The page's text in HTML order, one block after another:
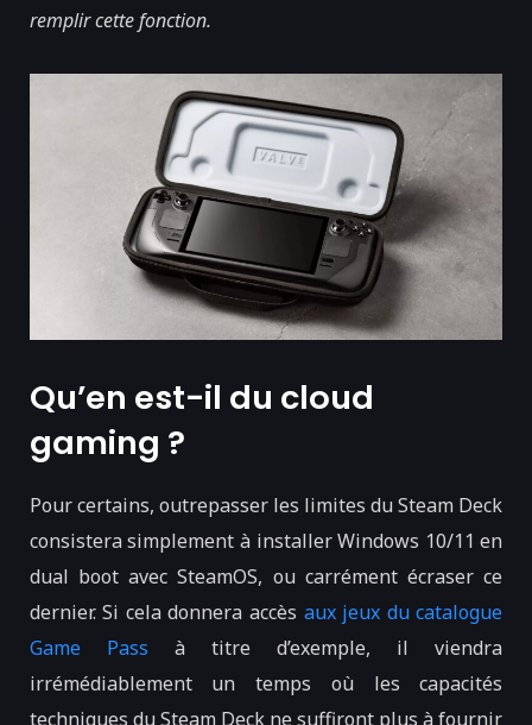
remplir cette fonction.
Qu’en est-il du cloud
gaming ?
Pour certains, outrepasser les limites du Steam Deck
consistera simplement à installer Windows 10/11 en
dual boot avec SteamOS, ou carrément écraser ce
dernier. Si cela donnera accès aux jeux du catalogue
Game Pass à titre d’exemple, il viendra
irrémédiablement un temps où les capacités
techniques du Steam Deck ne suffiront plus à fournir